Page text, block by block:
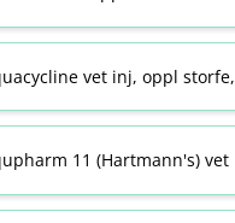
vet inj, oppl
11 (Hartmann's)